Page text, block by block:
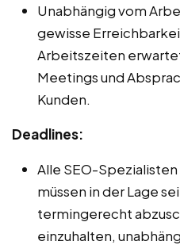
Unabhängig vom
gewisse
Arbeitszeiten
Meetings und
Kunden.
Deadlines:
Alle SEO-
müssen in der Lage
termingerecht
einzuhalten,